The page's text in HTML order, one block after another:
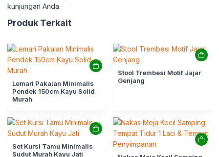
kunjungan Anda.
Produk Terkait
Lemari Pakaian Minimalis
Pendek 150cm Kayu Solid
Murah
Stool Trembesi Motif Jajar
Genjang
Set Kursi Tamu Minimalis
Sudut Murah Kayu Jati